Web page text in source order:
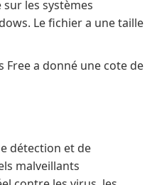
sur les systèmes
Le fichier a une taille
Free a donné une cote de
détection et de
malveillants